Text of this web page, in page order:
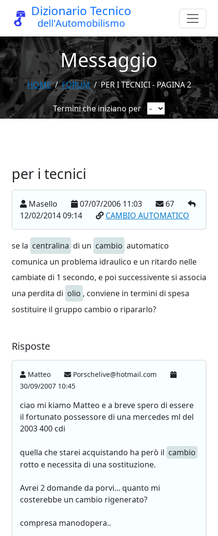
Dizionario Tecnico
dell'Automobilismo
Messaggio
HOME FORUM PER I TECNICI - PAGINA 2
Termini che iniziano per
per i tecnici
Masello 07/07/2006 11:03
67
12/02/2014 09:14
CAMBIO AUTOMATICO
se la centralina di un cambio automatico
comunica un problema idraulico e un ritardo nelle
cambiate di 1 secondo, e poi successivente si associa
una perdita di olio , conviene in termini di spesa
sostituire il gruppo cambio o ripararlo?
Risposte
Matteo
Porschelive@hotmail.com
30/09/2007 10:45
ciao mi kiamo Matteo e a breve spero di essere
il fortunato possessore di una mercedes ml del
2003 400 cdi
quella che starei acquistando ha però il cambio
rotto e necessita di una sostituzione.
Avrei 2 domande da porvi... quanto mi
costerebbe un cambio rigenerato?
compresa manodopera..